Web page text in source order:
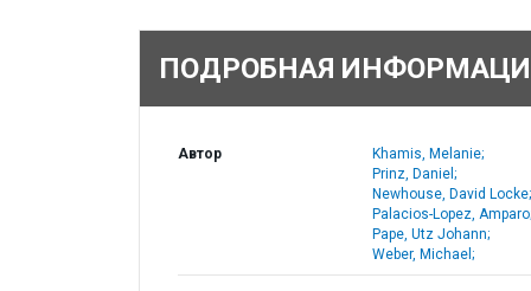
ПОДРОБНАЯ
Автор
Khamis, Melanie;
Prinz, Daniel;
Newhouse, David Locke;
Palacios-Lopez, Amparo;
Pape, Utz Johann;
Weber, Michael;